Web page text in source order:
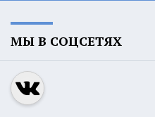
МЫ В СОЦСЕТЯХ